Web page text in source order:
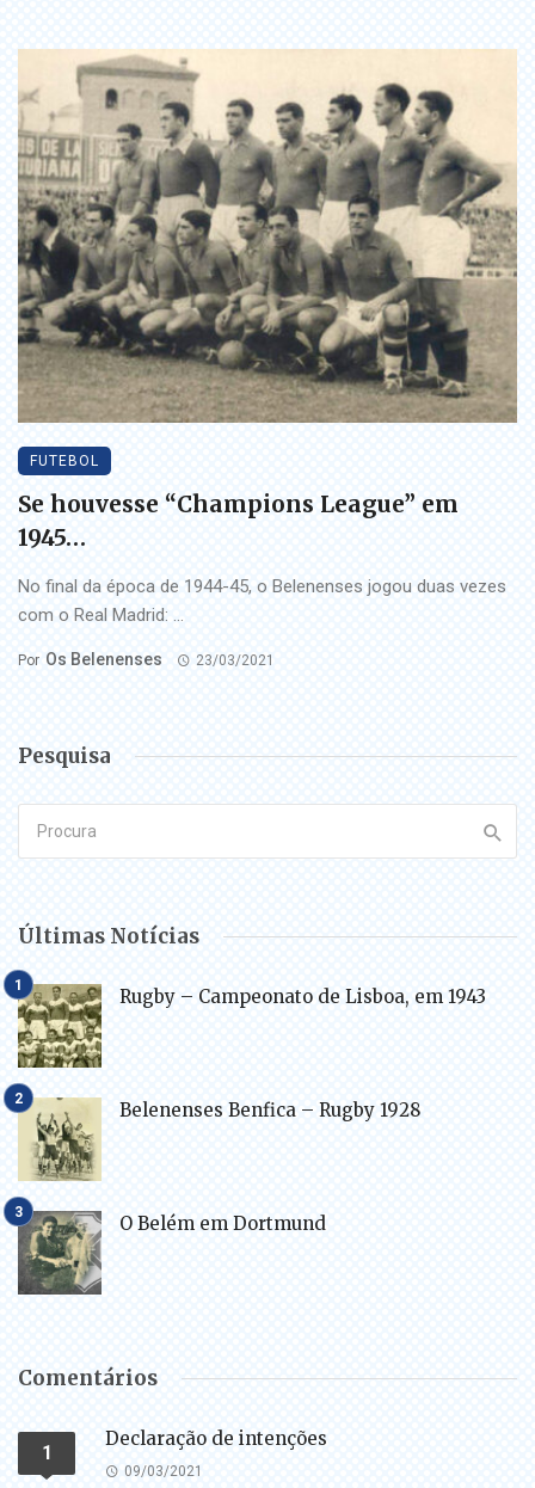
FUTEBOL
Se houvesse “Champions League” em
1945…
No final da época de 1944-45, o Belenenses jogou duas vezes
com o Real Madrid: ...
Por Os Belenenses 23/03/2021
Pesquisa
Últimas Notícias
Rugby – Campeonato de Lisboa, em 1943
Belenenses Benfica – Rugby 1928
O Belém em Dortmund
Comentários
1
Declaração de intenções
09/03/2021